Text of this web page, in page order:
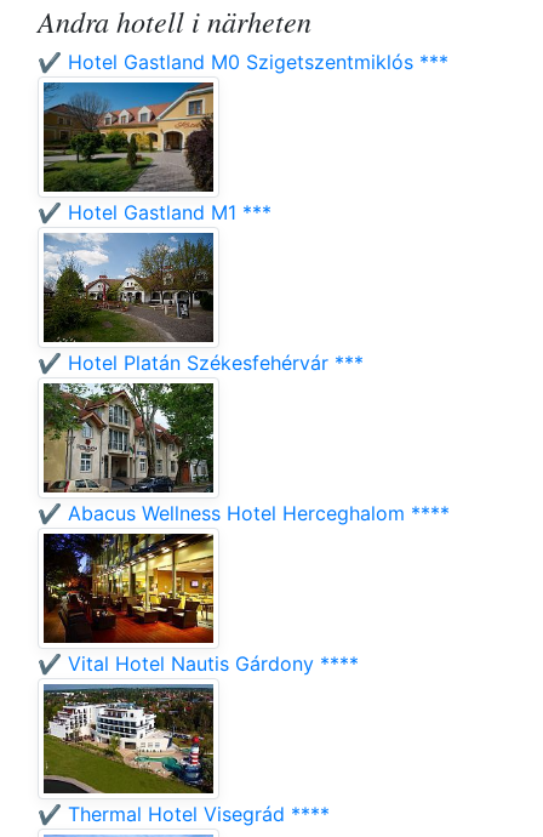
Andra hotell i närheten
✔️ Hotel Gastland M0 Szigetszentmiklós ***
✔️ Hotel Gastland M1 ***
✔️ Hotel Platán Székesfehérvár ***
✔️ Abacus Wellness Hotel Herceghalom ****
✔️ Vital Hotel Nautis Gárdony ****
✔️ Thermal Hotel Visegrád ****